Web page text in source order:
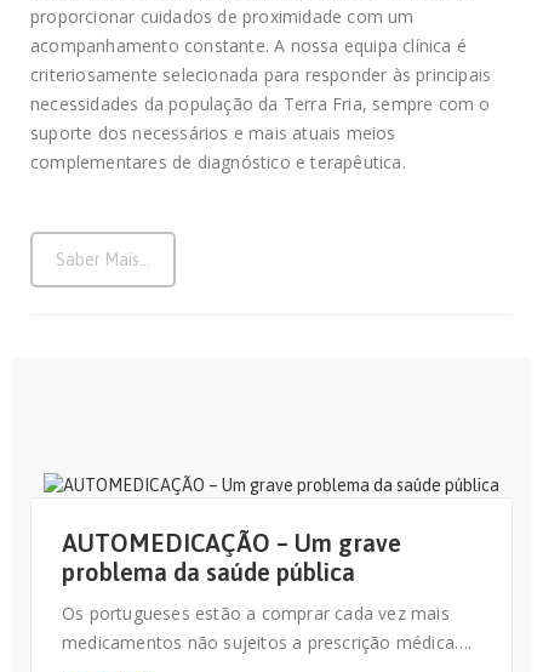
proporcionar cuidados de proximidade com um
acompanhamento constante. A nossa equipa clínica é
criteriosamente selecionada para responder às principais
necessidades da população da Terra Fria, sempre com o
suporte dos necessários e mais atuais meios
complementares de diagnóstico e terapêutica.
Saber Mais...
AUTOMEDICAÇÃO – Um grave
problema da saúde pública
Os portugueses estão a comprar cada vez mais
medicamentos não sujeitos a prescrição médica….